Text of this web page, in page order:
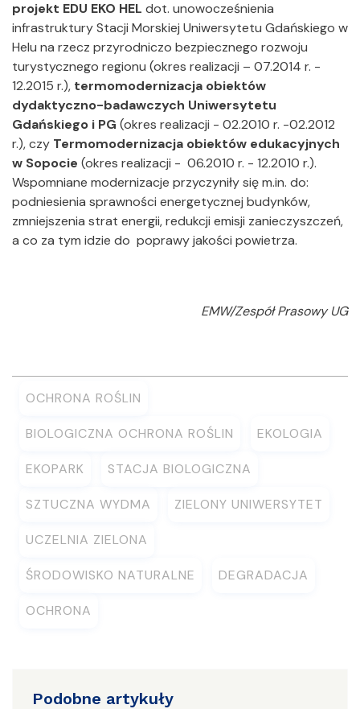
projekt EDU EKO HEL dot. unowocześnienia
infrastruktury Stacji Morskiej Uniwersytetu Gdańskiego w
Helu na rzecz przyrodniczo bezpiecznego rozwoju
turystycznego regionu (okres realizacji – 07.2014 r. -
12.2015 r.), termomodernizacja obiektów
dydaktyczno-badawczych Uniwersytetu
Gdańskiego i PG (okres realizacji - 02.2010 r. -02.2012
r.), czy Termomodernizacja obiektów edukacyjnych
w Sopocie (okres realizacji - 06.2010 r. - 12.2010 r.).
Wspomniane modernizacje przyczyniły się m.in. do:
podniesienia sprawności energetycznej budynków,
zmniejszenia strat energii, redukcji emisji zanieczyszczeń,
a co za tym idzie do poprawy jakości powietrza.
EMW/Zespół Prasowy UG
OCHRONA ROŚLIN
BIOLOGICZNA OCHRONA ROŚLIN EKOLOGIA
EKOPARK STACJA BIOLOGICZNA
SZTUCZNA WYDMA ZIELONY UNIWERSYTET
UCZELNIA ZIELONA
ŚRODOWISKO NATURALNE DEGRADACJA
OCHRONA
Podobne artykuły